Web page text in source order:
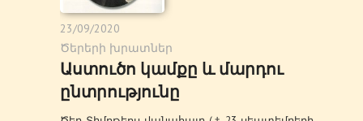
23/09/2020
Ծերերի խրատներ
Աստուծո կամքը և մարդու
ընտրությունը